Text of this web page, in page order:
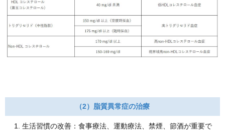
（2）脂質異常症の治療
生活習慣の改善：食事療法、運動療法、禁煙、節酒が重要で